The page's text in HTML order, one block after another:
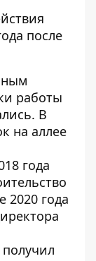
после
работы
В
на аллее
года
2020 года